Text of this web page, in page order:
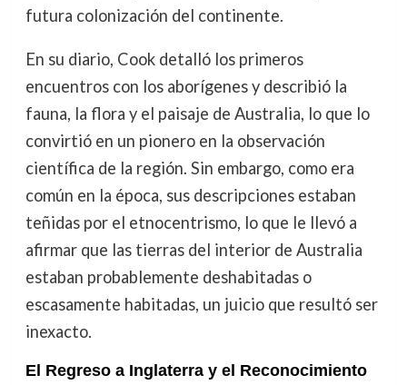
futura colonización del continente.
En su diario, Cook detalló los primeros
encuentros con los aborígenes y describió la
fauna, la flora y el paisaje de Australia, lo que lo
convirtió en un pionero en la observación
científica de la región. Sin embargo, como era
común en la época, sus descripciones estaban
teñidas por el etnocentrismo, lo que le llevó a
afirmar que las tierras del interior de Australia
estaban probablemente deshabitadas o
escasamente habitadas, un juicio que resultó ser
inexacto.
El Regreso a Inglaterra y el Reconocimiento